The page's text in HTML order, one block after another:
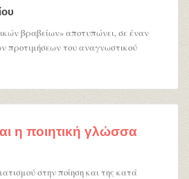
βραβείων» αποτυπώνει, σε έναν
προτιμήσεων του αναγνωστικού
η ποιητική γλώσσα
στην ποίηση και της κατά